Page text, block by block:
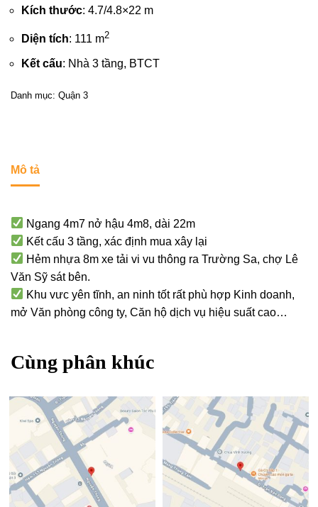
Kích thước: 4.7/4.8×22 m
Diện tích: 111 m2
Kết cấu: Nhà 3 tầng, BTCT
Danh mục: Quận 3
Mô tả
Ngang 4m7 nở hậu 4m8, dài 22m
Kết cấu 3 tầng, xác định mua xây lại
Hẻm nhựa 8m xe tải vi vu thông ra Trường Sa, chợ Lê
Văn Sỹ sát bên.
Khu vưc yên tĩnh, an ninh tốt rất phù hợp Kinh doanh,
mở Văn phòng công ty, Căn hộ dịch vụ hiệu suất cao…
Cùng phân khúc